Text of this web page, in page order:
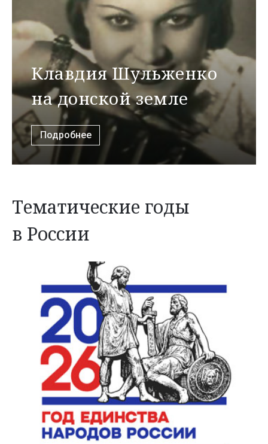
Клавдия Шульженко
на донской земле
Подробнее
Тематические годы
в России